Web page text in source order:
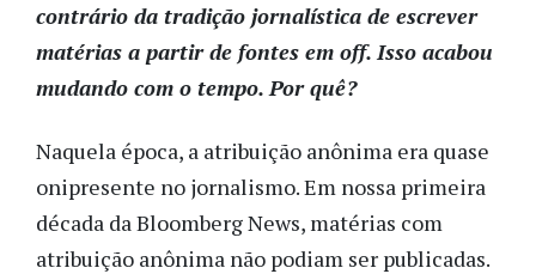
contrário da tradição jornalística de escrever
matérias a partir de fontes em off. Isso acabou
mudando com o tempo. Por quê?
Naquela época, a atribuição anônima era quase
onipresente no jornalismo. Em nossa primeira
década da Bloomberg News, matérias com
atribuição anônima não podiam ser publicadas.